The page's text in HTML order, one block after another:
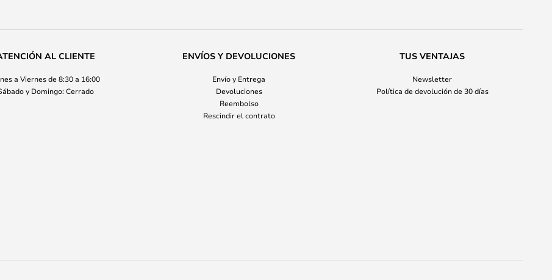
AL CLIENTE
a Viernes de 8:30 a 16:00
y Domingo: Cerrado
ENVÍOS Y DEVOLUCIONES
Envío y Entrega
Devoluciones
Reembolso
Rescindir el contrato
TUS VENTAJAS
Newsletter
Política de devolución de 30 días